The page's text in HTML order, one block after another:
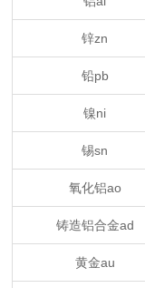
锌zn
铅pb
镍ni
锡sn
氧化铝ao
铸造铝合金ad
黄金au